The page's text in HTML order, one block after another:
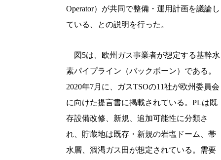
Operator）が共同で整備・運用計画を議論し
ている、との説明を行った。
図5は、欧州ガス事業者が想定する基幹水
素パイプライン（バックボーン）である。
2020年7月に、ガスTSOの11社が欧州委員会
に向けた提言書に掲載されている。PLは既
存設備改修、新規、追加可能性に分類さ
れ、貯蔵地は既存・新規の岩塩ドーム、帯
水層、涸渇ガス田が想定されている。需要